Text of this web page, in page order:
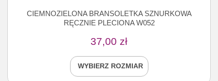
CIEMNOZIELONA BRANSOLETKA SZNURKOWA
RĘCZNIE PLECIONA W052
37,00 zł
WYBIERZ ROZMIAR